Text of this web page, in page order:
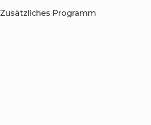
Zusätzliches Programm